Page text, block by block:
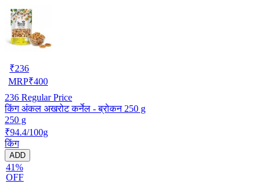
₹236
MRP₹400
236 Regular Price
किंग अंकल अखरोट कर्नेल - ब्रोकन 250 g
250 g
₹94.4/100g
किंग
ADD
41%
OFF